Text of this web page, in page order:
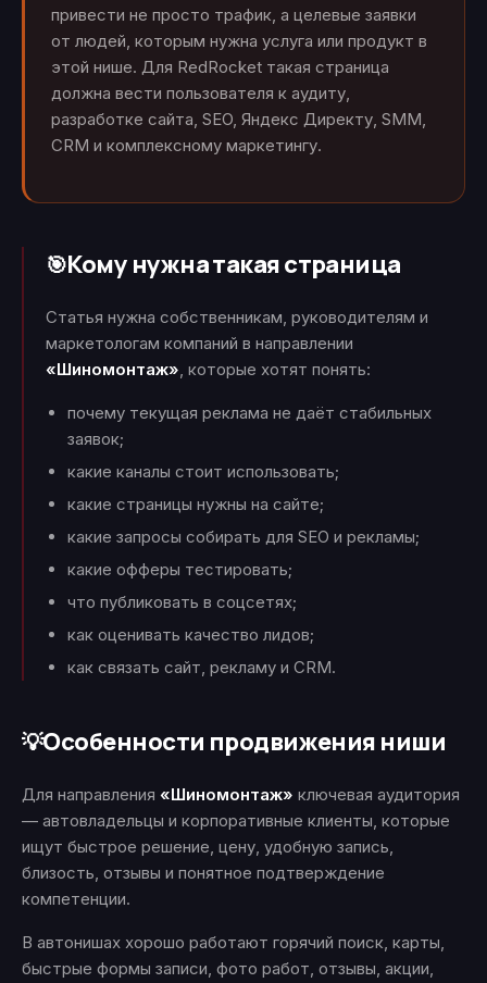
привести не просто трафик, а целевые заявки
от людей, которым нужна услуга или продукт в
этой нише. Для RedRocket такая страница
должна вести пользователя к аудиту,
разработке сайта, SEO, Яндекс Директу, SMM,
CRM и комплексному маркетингу.
🎯Кому нужна такая страница
Статья нужна собственникам, руководителям и
маркетологам компаний в направлении
«Шиномонтаж», которые хотят понять:
почему текущая реклама не даёт стабильных
заявок;
какие каналы стоит использовать;
какие страницы нужны на сайте;
какие запросы собирать для SEO и рекламы;
какие офферы тестировать;
что публиковать в соцсетях;
как оценивать качество лидов;
как связать сайт, рекламу и CRM.
💡Особенности продвижения ниши
Для направления «Шиномонтаж» ключевая аудитория
— автовладельцы и корпоративные клиенты, которые
ищут быстрое решение, цену, удобную запись,
близость, отзывы и понятное подтверждение
компетенции.
В автонишах хорошо работают горячий поиск, карты,
быстрые формы записи, фото работ, отзывы, акции,